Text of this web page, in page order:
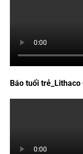
Báo tuổi